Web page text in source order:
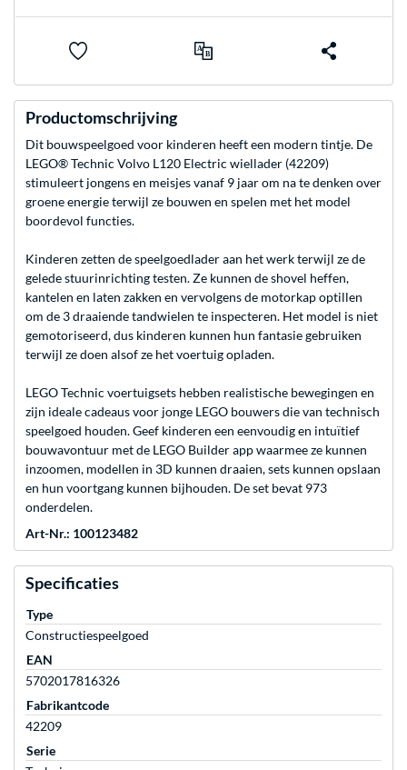
Productomschrijving
Dit bouwspeelgoed voor kinderen heeft een modern tintje. De
LEGO® Technic Volvo L120 Electric wiellader (42209)
stimuleert jongens en meisjes vanaf 9 jaar om na te denken over
groene energie terwijl ze bouwen en spelen met het model
boordevol functies.
Kinderen zetten de speelgoedlader aan het werk terwijl ze de
gelede stuurinrichting testen. Ze kunnen de shovel heffen,
kantelen en laten zakken en vervolgens de motorkap optillen
om de 3 draaiende tandwielen te inspecteren. Het model is niet
gemotoriseerd, dus kinderen kunnen hun fantasie gebruiken
terwijl ze doen alsof ze het voertuig opladen.
LEGO Technic voertuigsets hebben realistische bewegingen en
zijn ideale cadeaus voor jonge LEGO bouwers die van technisch
speelgoed houden. Geef kinderen een eenvoudig en intuïtief
bouwavontuur met de LEGO Builder app waarmee ze kunnen
inzoomen, modellen in 3D kunnen draaien, sets kunnen opslaan
en hun voortgang kunnen bijhouden. De set bevat 973
onderdelen.
Art-Nr.: 100123482
Specificaties
Type
Constructiespeelgoed
EAN
5702017816326
Fabrikantcode
42209
Serie